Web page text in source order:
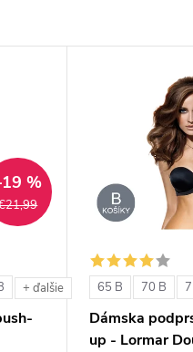
%
+ ďalšie 65 B 70 B
Dámska
up - Lormar